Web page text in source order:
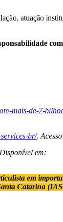
atuação
mais-de-7-
br/.
em:
em
Catarina